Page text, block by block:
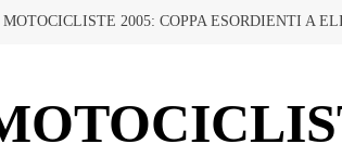
MOTOCICLISTE 2005: COPPA ESORDIENTI A